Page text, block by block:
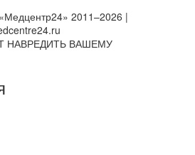
2011–2026 |
НАВРЕДИТЬ ВАШЕМУ